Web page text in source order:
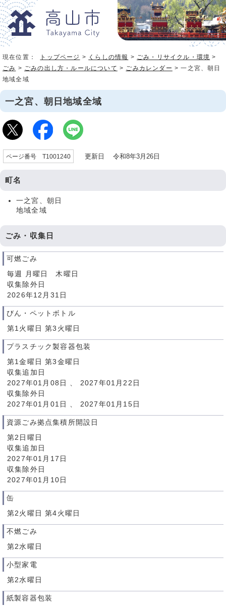
現在位置： トップページ > くらしの情報 > ごみ・リサイクル・環境 >
ごみ > ごみの出し方・ルールについて > ごみカレンダー > 一之宮、朝日
地域全域
一之宮、朝日地域全域
ページ番号 T1001240 更新日 令和8年3月26日
町名
一之宮、朝日
地域全域
ごみ・収集日
可燃ごみ
毎週 月曜日 木曜日
収集除外日
2026年12月31日
びん・ペットボトル
第1火曜日 第3火曜日
プラスチック製容器包装
第1金曜日 第3金曜日
収集追加日
2027年01月08日 、 2027年01月22日
収集除外日
2027年01月01日 、 2027年01月15日
資源ごみ拠点集積所開設日
第2日曜日
収集追加日
2027年01月17日
収集除外日
2027年01月10日
缶
第2火曜日 第4火曜日
不燃ごみ
第2水曜日
小型家電
第2水曜日
紙製容器包装